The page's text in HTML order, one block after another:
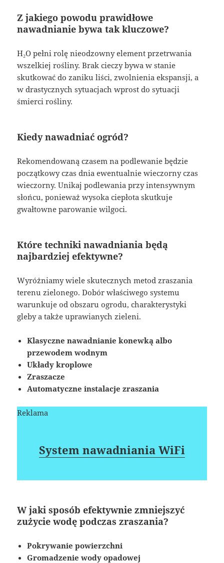
Z jakiego powodu prawidłowe
nawadnianie bywa tak kluczowe?
H₂O pełni rolę nieodzowny element przetrwania
wszelkiej rośliny. Brak cieczy bywa w stanie
skutkować do zaniku liści, zwolnienia ekspansji, a
w drastycznych sytuacjach wprost do sytuacji
śmierci rośliny.
Kiedy nawadniać ogród?
Rekomendowaną czasem na podlewanie będzie
początkowy czas dnia ewentualnie wieczorny czas
wieczorny. Unikaj podlewania przy intensywnym
słońcu, ponieważ wysoka ciepłota skutkuje
gwałtowne parowanie wilgoci.
Które techniki nawadniania będą
najbardziej efektywne?
Wyróżniamy wiele skutecznych metod zraszania
terenu zielonego. Dobór właściwego systemu
warunkuje od obszaru ogrodu, charakterystyki
gleby a także uprawianych zieleni.
Klasyczne nawadnianie konewką albo
przewodem wodnym
Układy kroplowe
Zraszacze
Automatyczne instalacje zraszania
Reklama
System nawadniania WiFi
W jaki sposób efektywnie zmniejszyć
zużycie wodę podczas zraszania?
Pokrywanie powierzchni
Gromadzenie wody opadowej